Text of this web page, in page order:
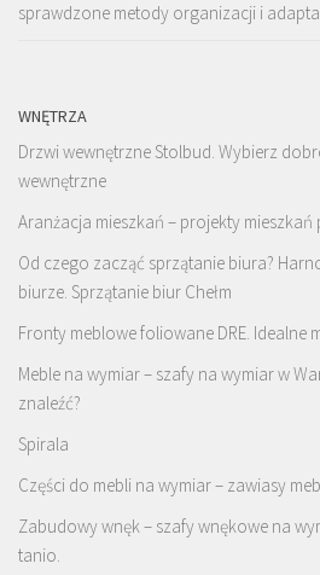
sprawdzone metody organizacji i
WNĘTRZA
Drzwi wewnętrzne Stolbud. Wybierz
wewnętrzne
Aranżacja mieszkań – projekty mieszkań
Od czego zacząć sprzątanie biura?
biurze. Sprzątanie biur Chełm
Fronty meblowe foliowane DRE. Idealne
Meble na wymiar – szafy na wymiar w
znaleźć?
Spirala
Części do mebli na wymiar – zawiasy
Zabudowy wnęk – szafy wnękowe na
tanio.